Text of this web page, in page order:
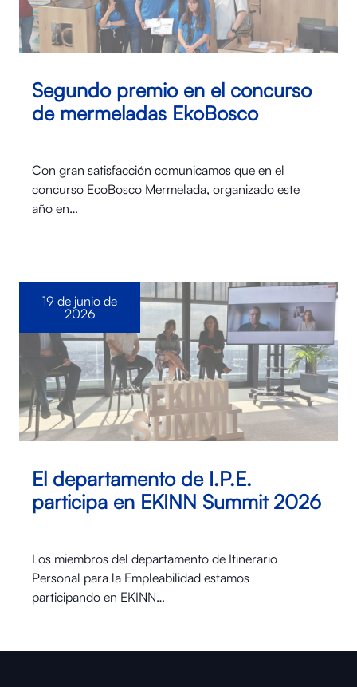
Segundo premio en el concurso
de mermeladas EkoBosco
Con gran satisfacción comunicamos que en el
concurso EcoBosco Mermelada, organizado este
año en…
El departamento de I.P.E.
participa en EKINN Summit 2026
Los miembros del departamento de Itinerario
Personal para la Empleabilidad estamos
participando en EKINN…
19 de junio de
2026